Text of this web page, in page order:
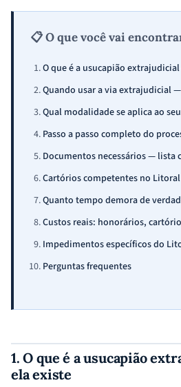
📋 O que você vai
O que é a usucapião
Quando usar a via extrajudicial
Qual modalidade se aplica ao
Passo a passo completo do
Documentos necessários — lista
Cartórios competentes no
Quanto tempo demora de
Custos reais: honorários,
Impedimentos específicos do
Perguntas frequentes
1. O que é a usucapião
ela existe